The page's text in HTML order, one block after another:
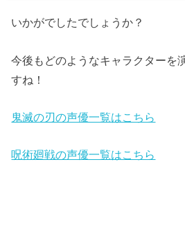
いかがでしたでしょうか？
今後もどのようなキャラクターを
すね！
鬼滅の刃の声優一覧はこちら
呪術廻戦の声優一覧はこちら